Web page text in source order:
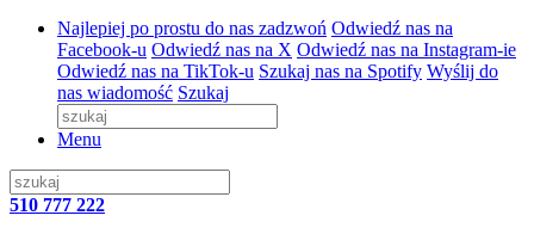
Najlepiej po prostu do nas zadzwoń Odwiedź nas na
Facebook-u Odwiedź nas na X Odwiedź nas na Instagram-ie
Odwiedź nas na TikTok-u Szukaj nas na Spotify Wyślij do
nas wiadomość Szukaj
Menu
510 777 222